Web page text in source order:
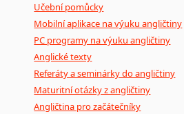
Učební pomůcky
Mobilní aplikace na výuku angličtiny
PC programy na výuku angličtiny
Anglické texty
Referáty a seminárky do angličtiny
Maturitní otázky z angličtiny
Angličtina pro začátečníky